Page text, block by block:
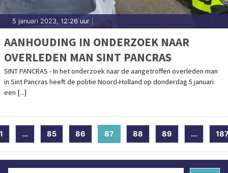
5 januari 2023, 12:26 uur
AANHOUDING IN ONDERZOEK NAAR
OVERLEDEN MAN SINT PANCRAS
SINT PANCRAS - In het onderzoek naar de aangetroffen overleden man
in Sint Pancras heeft de politie Noord-Holland op donderdag 5 januari
een [...]
... 85 86 87 (current)
88 89 ...